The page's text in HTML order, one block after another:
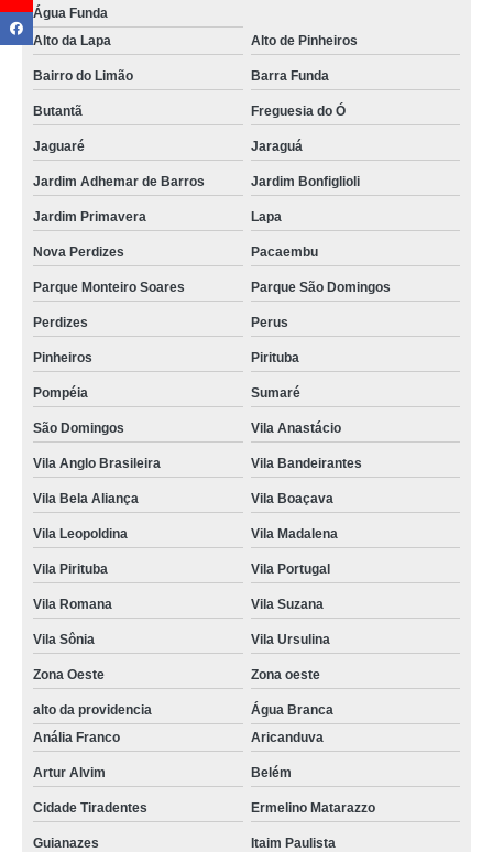
Água Funda
Alto da Lapa
Alto de Pinheiros
Bairro do Limão Barra Funda
Butantã Freguesia do Ó
Jaguaré Jaraguá
Jardim Adhemar de Barros Jardim Bonfiglioli
Jardim Primavera Lapa
Nova Perdizes Pacaembu
Parque Monteiro Soares Parque São Domingos
Perdizes Perus
Pinheiros Pirituba
Pompéia Sumaré
São Domingos Vila Anastácio
Vila Anglo Brasileira Vila Bandeirantes
Vila Bela Aliança Vila Boaçava
Vila Leopoldina Vila Madalena
Vila Pirituba Vila Portugal
Vila Romana Vila Suzana
Vila Sônia Vila Ursulina
Zona Oeste Zona oeste
alto da providencia
Água Branca
Anália Franco
Aricanduva
Artur Alvim Belém
Cidade Tiradentes Ermelino Matarazzo
Guianazes Itaim Paulista